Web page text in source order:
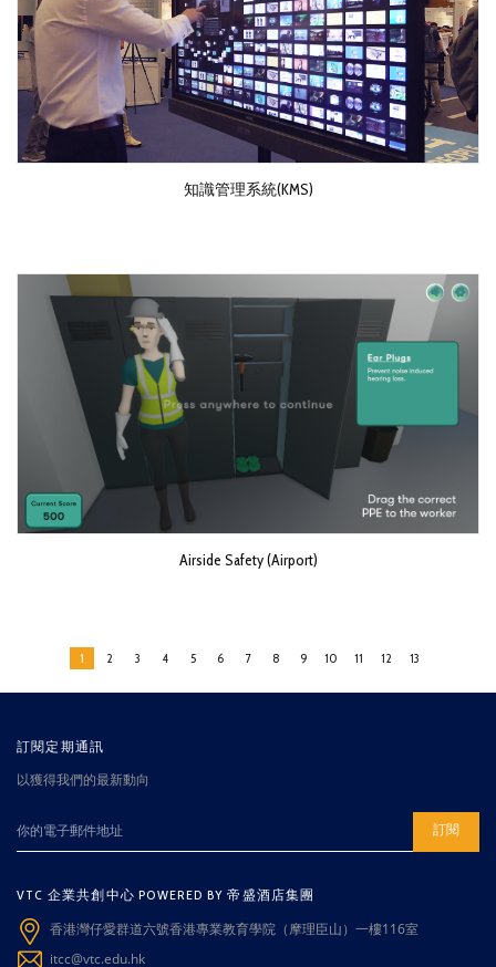
知識管理系統(KMS)
Airside Safety (Airport)
1 2 3 4 5 6 7 8 9 10 11 12 13
訂閱定期通訊
以獲得我們的最新動向
訂閱
VTC 企業共創中心 POWERED BY 帝盛酒店集團
香港灣仔愛群道六號香港專業教育學院（摩理臣山）一樓116室
itcc@vtc.edu.hk